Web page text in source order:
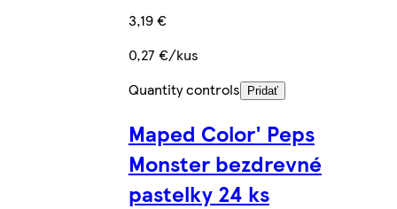
3,19 €
0,27 €/kus
Quantity controls
Pridať
Maped Color' Peps
Monster bezdrevné
pastelky 24 ks